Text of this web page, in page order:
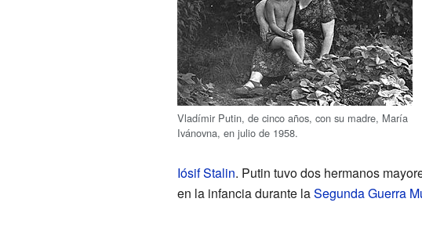
Vladímir Putin, de cinco años, con su madre, María
Ivánovna, en julio de 1958.
Iósif Stalin. Putin tuvo dos hermanos
en la infancia durante laSegunda Guerra